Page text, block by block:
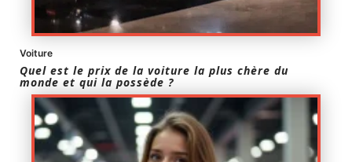
Voiture
Quel est le prix de la voiture la plus chère du
monde et qui la possède ?